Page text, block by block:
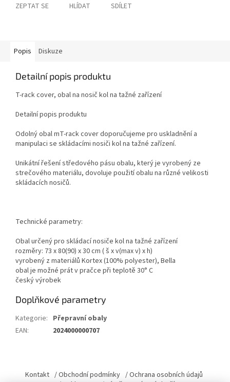
ZEPTAT SE HLÍDAT SDÍLET
Popis Diskuze
Detailní popis produktu
T-rack cover, obal na nosič kol na tažné zařízení
Detailní popis produktu
Odolný obal mT-rack cover doporučujeme pro uskladnění a
manipulaci se skládacími nosiči kol na tažné zařízení.
Unikátní řešení středového pásu obalu, který je vyrobený ze
strečového materiálu, dovoluje použití obalu na různé velikosti
skládacích nosičů.
Technické parametry:
Obal určený pro skládací nosiče kol na tažné zařízení
rozměry: 73 x 80(90) x 30 cm ( š x v(max v) x h)
vyrobený z materiálů Kortex (100% polyester), Bella
obal je možné prát v pračce při teplotě 30° C
český výrobek
Doplňkové parametry
Kategorie: Přepravní obaly
EAN: 2024000000707
Kontakt / Obchodní podmínky / Ochrana osobních údajů